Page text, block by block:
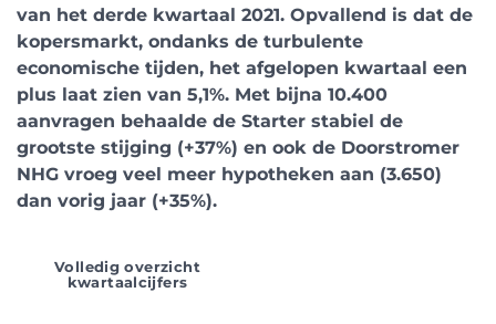
van het derde kwartaal 2021. Opvallend is dat de
kopersmarkt, ondanks de turbulente
economische tijden, het afgelopen kwartaal een
plus laat zien van 5,1%. Met bijna 10.400
aanvragen behaalde de Starter stabiel de
grootste stijging (+37%) en ook de Doorstromer
NHG vroeg veel meer hypotheken aan (3.650)
dan vorig jaar (+35%).
Volledig overzicht
kwartaalcijfers